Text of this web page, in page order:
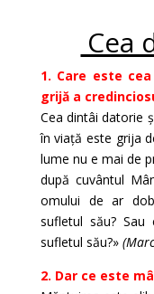
Cea
1. Care este
grijă a
Cea dintâi datorie
în viață este grija
lume nu e mai de
după cuvântul
omului de ar
sufletul său?
sufletul său?»
2. Dar ce este